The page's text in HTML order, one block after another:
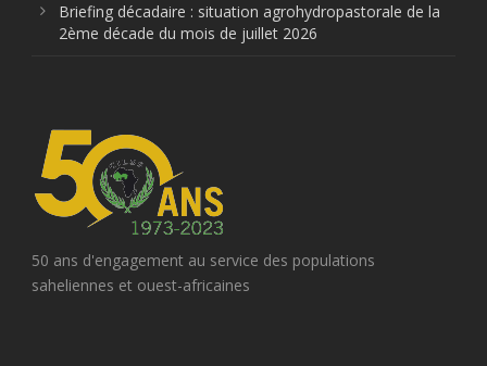
Briefing décadaire : situation agrohydropastorale de la
2ème décade du mois de juillet 2026
50 ans d'engagement au service des populations
saheliennes et ouest-africaines